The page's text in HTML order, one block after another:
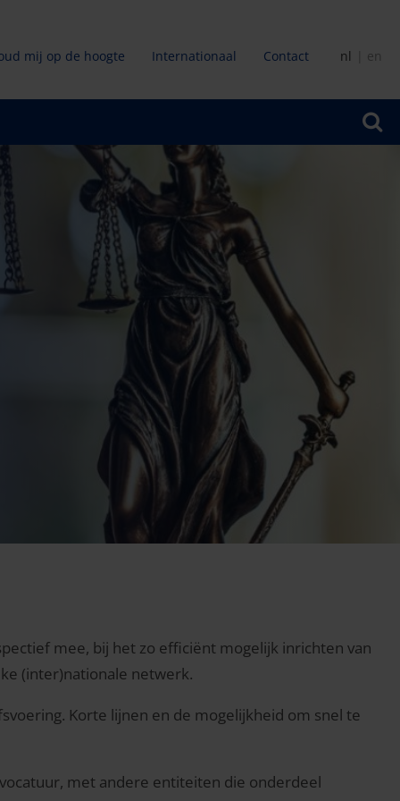
mij op de hoogte Internationaal Contact nl en
mee, bij het zo efficiënt mogelijk inrichten van
(inter)nationale netwerk.
Korte lijnen en de mogelijkheid om snel te
met andere entiteiten die onderdeel